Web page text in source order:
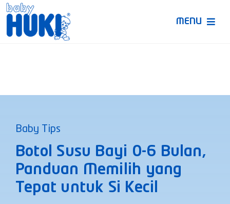
Skip
content
MENU
Baby Tips
Botol Susu Bayi 0-6 Bulan,
Panduan Memilih yang
Tepat untuk Si Kecil